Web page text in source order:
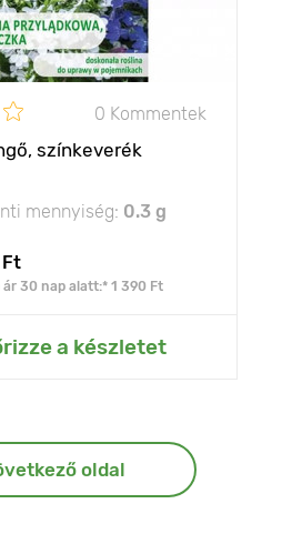
0 Kommentek
színkeverék
mennyiség: 0.3 g
Ft
ár 30 nap alatt:* 1 390 Ft
a készletet
oldal